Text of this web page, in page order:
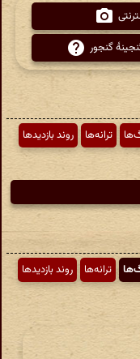
گنجور
ترانه‌ها
روند بازدیدها
ترانه‌ها
روند بازدیدها